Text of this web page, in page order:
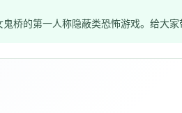
桥的第一人称隐蔽类恐怖游戏。给大